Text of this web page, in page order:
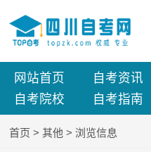
网站首页 自考资讯
自考院校
自考指南
首页 > 其他 > 浏览信息